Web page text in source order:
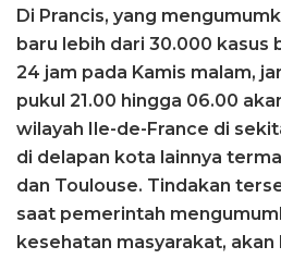
Di Prancis, yang
baru lebih dari 30.000 kasus
24 jam pada Kamis malam,
pukul 21.00 hingga 06.00
wilayah Ile-de-France di
di delapan kota lainnya
dan Toulouse. Tindakan
saat pemerintah
kesehatan masyarakat,